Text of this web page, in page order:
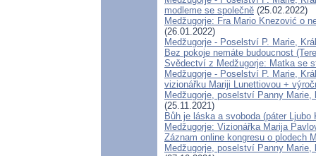
modleme se společně (25.02.2022)
Medžugorje: Fra Mario Knezović o
(26.01.2022)
Medžugorje - Poselství P. Marie,
Bez pokoje nemáte budoucnost
Svědectví z Medžugorje: Matka se
Medžugorje - Poselství P. Marie,
vizionářku Mariji Lunettiovou +
Medžugorje, poselství Panny
(25.11.2021)
Bůh je láska a svoboda (páter Ljubo
Medžugorje: Vizionářka Marija
Záznam online kongresu o plodech
Medžugorje, poselství Panny